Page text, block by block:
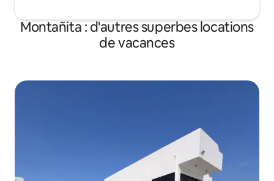
Montañita : d'autres superbes locations
de vacances